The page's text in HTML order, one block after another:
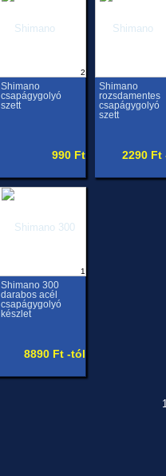
2
Shimano
csapágygolyó
szett
990 Ft
Shimano
rozsdamentes
csapágygolyó
szett
2290 Ft
1
Shimano 300
darabos acél
csapágygolyó
készlet
8890 Ft -tól